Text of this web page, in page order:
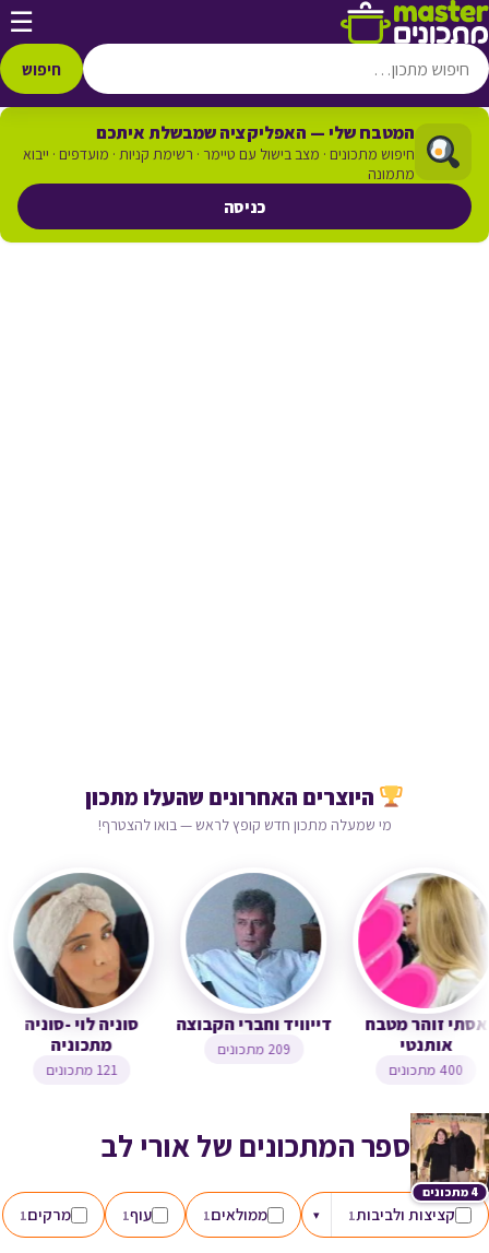
דלג לתוכן ☰
חיפוש
המטבח שלי — האפליקציה שמבשלת איתכם
חיפוש מתכונים · מצב בישול עם טיימר · רשימת קניות · מועדפים · ייבוא
מתמונה
כניסה
היוצרים האחרונים שהעלו מתכון
מי שמעלה מתכון חדש קופץ לראש — בואו להצטרף!
סוניה לוי -סוניה
מתכוניה
121 מתכונים
דייוויד וחברי הקבוצה
209 מתכונים
אסתי זוהר מטבח
אותנטי
400 מתכונים
4 מתכונים
ספר המתכונים של אורי לב
קציצות ולביבות1
▾ ממולאים1 עוף1 מרקים1